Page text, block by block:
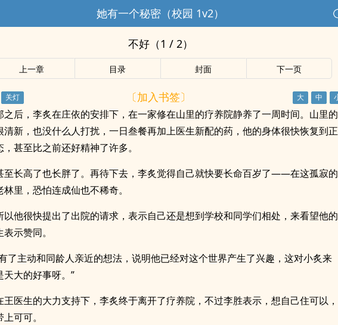
她有一个秘密（校园 1v2）
不好（1 / 2）
上一章 目录 封面 下一页
〔加入书签〕
之后，李炙在庄依的安排下，在一家修在山里的疗养院静养了一周时间。山里的
清新，也没什么人打扰，一日叁餐再加上医生新配的药，他的身体很快恢复到正
，甚至比之前还好精神了许多。
至长高了也长胖了。再待下去，李炙觉得自己就快要长命百岁了——在这孤寂的
林里，恐怕连成仙也不稀奇。
以他很快提出了出院的请求，表示自己还是想到学校和同学们相处，来看望他的
示赞同。
了主动和同龄人亲近的想法，说明他已经对这个世界产生了兴趣，这对小炙来
天大的好事呀。”
王医生的大力支持下，李炙终于离开了疗养院，不过李胜表示，想自己住可以，
可可。